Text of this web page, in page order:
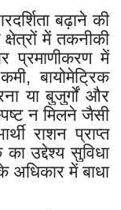
बढ़ाने की
में तकनीकी
प्रमाणीकरण में
बायोमेट्रिक
या बुजुर्गों और
न मिलने जैसी
राशन प्राप्त
उद्देश्य सुविधा
अधिकार में बाधा